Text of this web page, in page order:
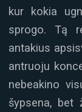
kur kokia
sprogo. Tą
antakius
antruoju
nebeakino
šypsena, bet